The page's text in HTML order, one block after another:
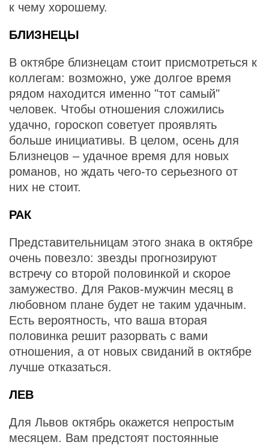
к чему хорошему.
БЛИЗНЕЦЫ
В октябре близнецам стоит присмотреться к
коллегам: возможно, уже долгое время
рядом находится именно "тот самый"
человек. Чтобы отношения сложились
удачно, гороскоп советует проявлять
больше инициативы. В целом, осень для
Близнецов – удачное время для новых
романов, но ждать чего-то серьезного от
них не стоит.
РАК
Представительницам этого знака в октябре
очень повезло: звезды прогнозируют
встречу со второй половинкой и скорое
замужество. Для Раков-мужчин месяц в
любовном плане будет не таким удачным.
Есть вероятность, что ваша вторая
половинка решит разорвать с вами
отношения, а от новых свиданий в октябре
лучше отказаться.
ЛЕВ
Для Львов октябрь окажется непростым
месяцем. Вам предстоят постоянные